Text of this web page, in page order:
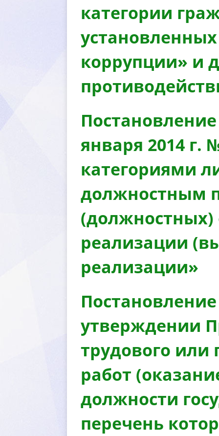
категории
коррупции» и
января 2014
категориями
должностным
(должностных)
реализации
реализации»
утверждении
трудового или
работ
должности
перечень